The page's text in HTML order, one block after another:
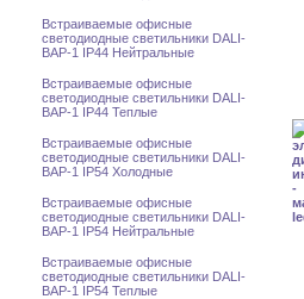
Встраиваемые офисные
светодиодные светильники DALI-
BAP-1 IP44 Нейтральные
Встраиваемые офисные
светодиодные светильники DALI-
BAP-1 IP44 Теплые
Встраиваемые офисные
светодиодные светильники DALI-
BAP-1 IP54 Холодные
Встраиваемые офисные
светодиодные светильники DALI-
BAP-1 IP54 Нейтральные
Встраиваемые офисные
светодиодные светильники DALI-
BAP-1 IP54 Теплые